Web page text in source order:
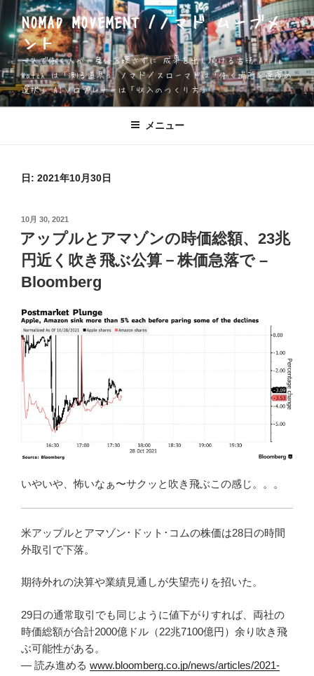
ン
テ
ン
ツ
へ
ス
NOMAD MOVEMENT /ノマド ムーブメ
ント
一人で働く人が、身体を壊さずに 成果を出し続ける方法 Apple
Watch は「測る道具」 ノマド／スローマドは「働く場所と速度の
選択」 AIソロプレナーは「収入のつくり方」
メニュー
日: 2021年10月30日
投
稿
日:
10月 30, 2021
アップルとアマゾンの時価総額、23兆
円近く吹き飛ぶ公算－株価急落で –
Bloomberg
いやいや、怖いなぁ〜サクッと吹き飛ぶこの感じ。。。
米アップルとアマゾン･ドット･コムの株価は28日の時間
外取引で下落。
期待外れの決算や業績見通しが失望売りを招いた。
29日の通常取引でも同じように値下がりすれば、両社の
時価総額が合計2000億ドル（22兆7100億円）余り吹き飛
ぶ可能性がある。
— 読み進める www.bloomberg.co.jp/news/articles/2021-